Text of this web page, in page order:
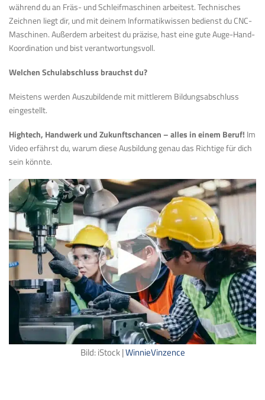
während du an Fräs- und Schleifmaschinen arbeitest. Technisches
Zeichnen liegt dir, und mit deinem Informatikwissen bedienst du CNC-
Maschinen. Außerdem arbeitest du präzise, hast eine gute Auge-Hand-
Koordination und bist verantwortungsvoll.
Welchen Schulabschluss brauchst du?
Meistens werden Auszubildende mit mittlerem Bildungsabschluss
eingestellt.
Hightech, Handwerk und Zukunftschancen – alles in einem Beruf! Im
Video erfährst du, warum diese Ausbildung genau das Richtige für dich
sein könnte.
Bild: iStock |WinnieVinzence